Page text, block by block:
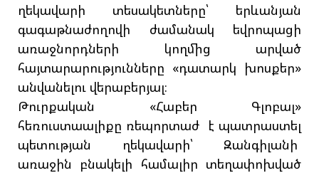
ղեկավարի տեսակետները՝ երևանյան
գագաթնաժողովի ժամանակ եվրոպացի
առաջնորդների կողմից արված
հայտարարությունները «դատարկ խոսքեր»
անվանելու վերաբերյալ։
Թուրքական «Հաբեր Գլոբալ»
հեռուստաալիքը ռեպորտաժ է պատրաստել
պետության ղեկավարի՝ Զանգիլանի
առաջին բնակելի համալիր տեղափոխված